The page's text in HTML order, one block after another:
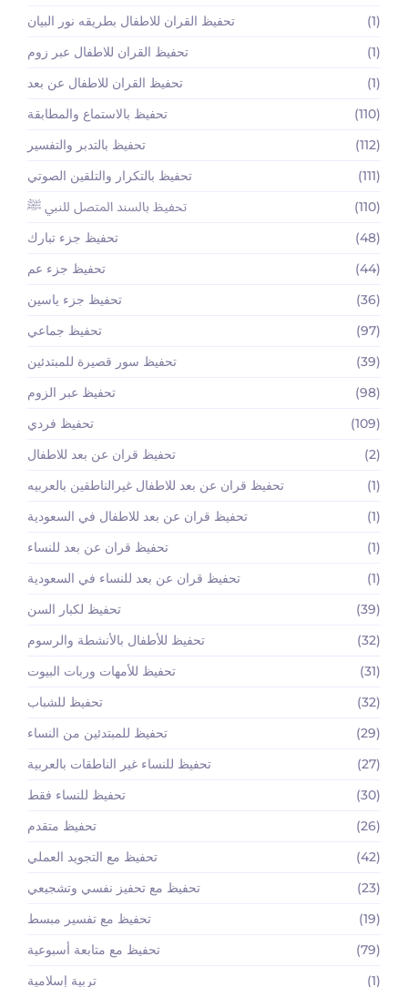
تحفيظ القران للاطفال بطريقه نور البيان
(1)
تحفيظ القران للاطفال عبر زوم
(1)
تحفيظ القران للاطفال عن بعد
(1)
تحفيظ بالاستماع والمطابقة
(110)
تحفيظ بالتدبر والتفسير
(112)
تحفيظ بالتكرار والتلقين الصوتي
(111)
تحفيظ بالسند المتصل للنبي ﷺ
(110)
تحفيظ جزء تبارك
(48)
تحفيظ جزء عم
(44)
تحفيظ جزء ياسين
(36)
تحفيظ جماعي
(97)
تحفيظ سور قصيرة للمبتدئين
(39)
تحفيظ عبر الزوم
(98)
تحفيظ فردي
(109)
تحفيظ قران عن بعد للاطفال
(2)
تحفيظ قران عن بعد للاطفال غيرالناطقين بالعربيه
(1)
تحفيظ قران عن بعد للاطفال في السعودية
(1)
تحفيظ قران عن بعد للنساء
(1)
تحفيظ قران عن بعد للنساء في السعودية
(1)
تحفيظ لكبار السن
(39)
تحفيظ للأطفال بالأنشطة والرسوم
(32)
تحفيظ للأمهات وربات البيوت
(31)
تحفيظ للشباب
(32)
تحفيظ للمبتدئين من النساء
(29)
تحفيظ للنساء غير الناطقات بالعربية
(27)
تحفيظ للنساء فقط
(30)
تحفيظ متقدم
(26)
تحفيظ مع التجويد العملي
(42)
تحفيظ مع تحفيز نفسي وتشجيعي
(23)
تحفيظ مع تفسير مبسط
(19)
تحفيظ مع متابعة أسبوعية
(79)
تربية إسلامية
(1)